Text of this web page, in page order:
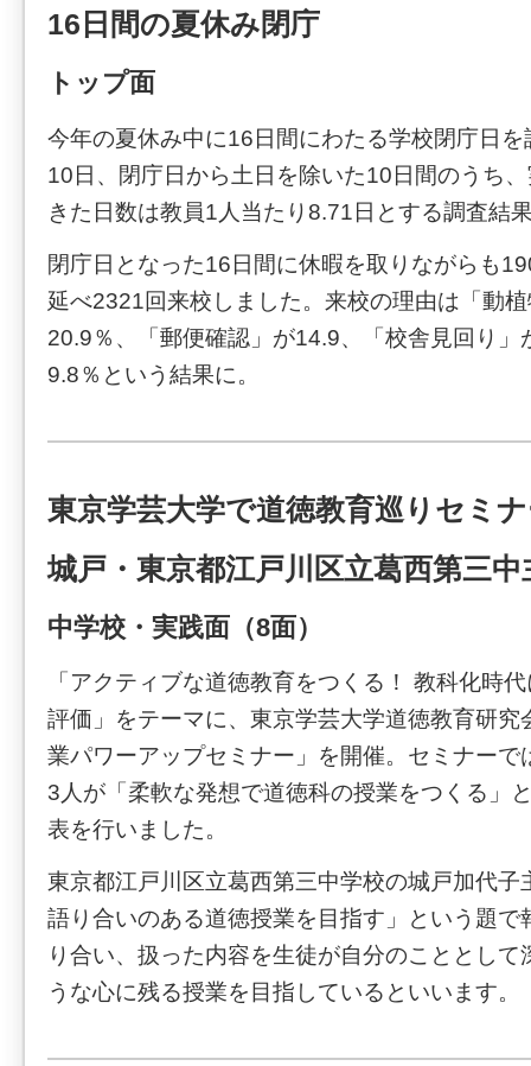
16日間の夏休み閉庁
トップ面
今年の夏休み中に16日間にわたる学校閉庁日
10日、閉庁日から土日を除いた10日間のうち
きた日数は教員1人当たり8.71日とする調査結
閉庁日となった16日間に休暇を取りながらも
延べ2321回来校しました。来校の理由は「動
20.9％、「郵便確認」が14.9、「校舎見回り」
9.8％という結果に。
東京学芸大学で道徳教育巡りセミ
城戸・東京都江戸川区立葛西第三
中学校・実践面（8面）
「アクティブな道徳教育をつくる！ 教科化時
評価」をテーマに、東京学芸大学道徳教育研究
業パワーアップセミナー」を開催。セミナーで
3人が「柔軟な発想で道徳科の授業をつくる」
表を行いました。
東京都江戸川区立葛西第三中学校の城戸加代子
語り合いのある道徳授業を目指す」という題で
り合い、扱った内容を生徒が自分のこととし
うな心に残る授業を目指しているといいます。